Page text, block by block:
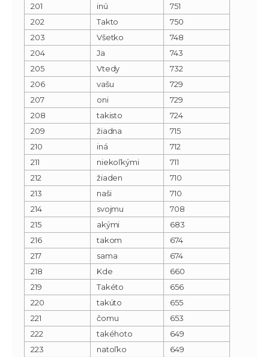
201
inú
751
202
Takto
750
203
Všetko
748
204
Ja
743
205
Vtedy
732
206
vašu
729
207
oni
729
208
takisto
724
209
žiadna
715
210
iná
712
211
niekoľkými
711
212
žiaden
710
213
naši
710
214
svojmu
708
215
akými
683
216
takom
674
217
sama
674
218
Kde
660
219
Takéto
656
220
takúto
655
221
čomu
653
222
takéhoto
649
223
natoľko
649